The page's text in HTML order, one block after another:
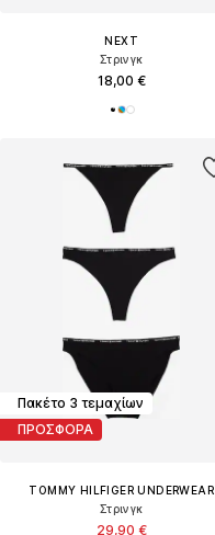
NEXT
Στρινγκ
18,00 €
Πακέτο 3 τεμαχίων
ΠΡΟΣΦΟΡΑ
TOMMY HILFIGER UNDERWEAR
Στρινγκ
29,90 €